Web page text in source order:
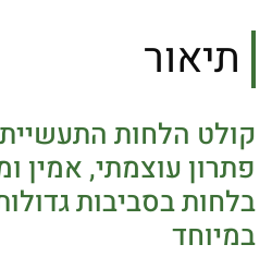
תיאור
פתרון עוצמתי, אמין
בלחות בסביבות
במיוחד